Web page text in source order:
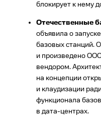
блокирует к нему
Отечественные
объявила о
базовых станций.
и произведено
вендором.
на концепции
и клаудизации
функционала
в дата-центрах.